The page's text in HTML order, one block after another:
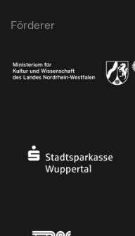
Förderer